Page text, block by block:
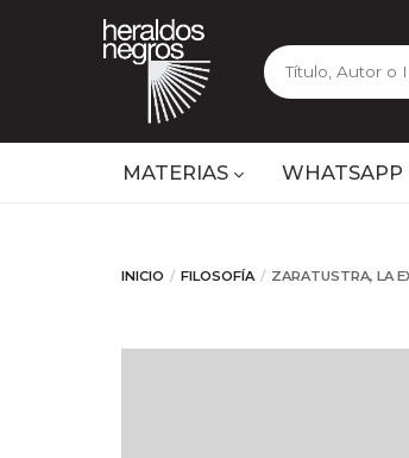
MATERIAS WHATSAPP
INICIO FILOSOFÍA ZARATUSTRA, LA